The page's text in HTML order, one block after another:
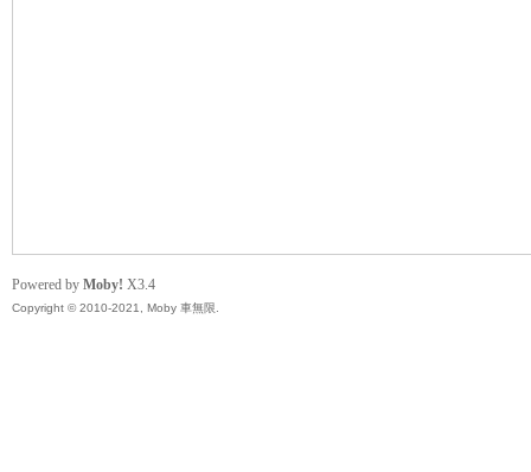
Powered by Moby! X3.4
Copyright © 2010-2021, Moby 車無限.